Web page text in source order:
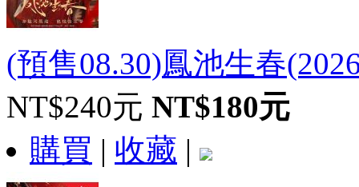
(預售08.30)鳳池生春
NT$240元 NT$180元
購買 | 收藏 |